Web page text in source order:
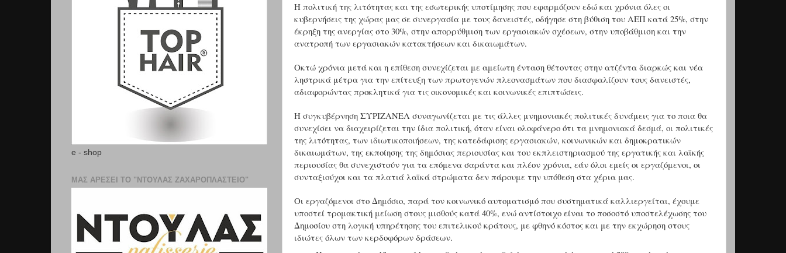
Η πολιτική της λιτότητας και της εσωτερικής υποτίμησης που εφαρμόζουν εδώ και χρόνια όλες οι
κυβερνήσεις της χώρας μας σε συνεργασία με τους δανειστές, οδήγησε στη βύθιση του ΑΕΠ κατά 25%, στην
έκρηξη της ανεργίας στο 30%, στην απορρύθμιση των εργασιακών σχέσεων, στην υποβάθμιση και την
ανατροπή των εργασιακών κατακτήσεων και δικαιωμάτων.
Οκτώ χρόνια μετά και η επίθεση συνεχίζεται με αμείωτη ένταση θέτοντας στην ατζέντα διαρκώς και νέα
ληστρικά μέτρα για την επίτευξη των πρωτογενών πλεονασμάτων που διασφαλίζουν τους δανειστές,
αδιαφορώντας προκλητικά για τις οικονομικές και κοινωνικές επιπτώσεις.
Η συγκυβέρνηση ΣΥΡΙΖΑΝΕΛ συναγωνίζεται με τις άλλες μνημονιακές πολιτικές δυνάμεις για το ποια θα
συνεχίσει να διαχειρίζεται την ίδια πολιτική, όταν είναι ολοφάνερο ότι τα μνημονιακά δεσμά, οι πολιτικές
της λιτότητας, των ιδιωτικοποιήσεων, της κατεδάφισης εργασιακών, κοινωνικών και δημοκρατικών
δικαιωμάτων, της εκποίησης της δημόσιας περιουσίας και του εκπλειστηριασμού της εργατικής και λαϊκής
περιουσίας θα συνεχιστούν για τα επόμενα σαράντα και πλέον χρόνια, εάν όλοι εμείς οι εργαζόμενοι, οι
συνταξιούχοι και τα πλατιά λαϊκά στρώματα δεν πάρουμε την υπόθεση στα χέρια μας.
Οι εργαζόμενοι στο Δημόσιο, παρά τον κοινωνικό αυτοματισμό που συστηματικά καλλιεργείται, έχουμε
υποστεί τρομακτική μείωση στους μισθούς κατά 40%, ενώ αντίστοιχο είναι το ποσοστό υποστελέχωσης του
Δημοσίου στη λογική υπηρέτησης του επιτελικού κράτους, με φθηνό κόστος και με την εκχώρηση στους
ιδιώτες όλων των κερδοφόρων δράσεων.
e - shop
ΜΑΣ ΑΡΕΣΕΙ ΤΟ "ΝΤΟΥΛΑΣ ΖΑΧΑΡΟΠΛΑΣΤΕΊΟ"